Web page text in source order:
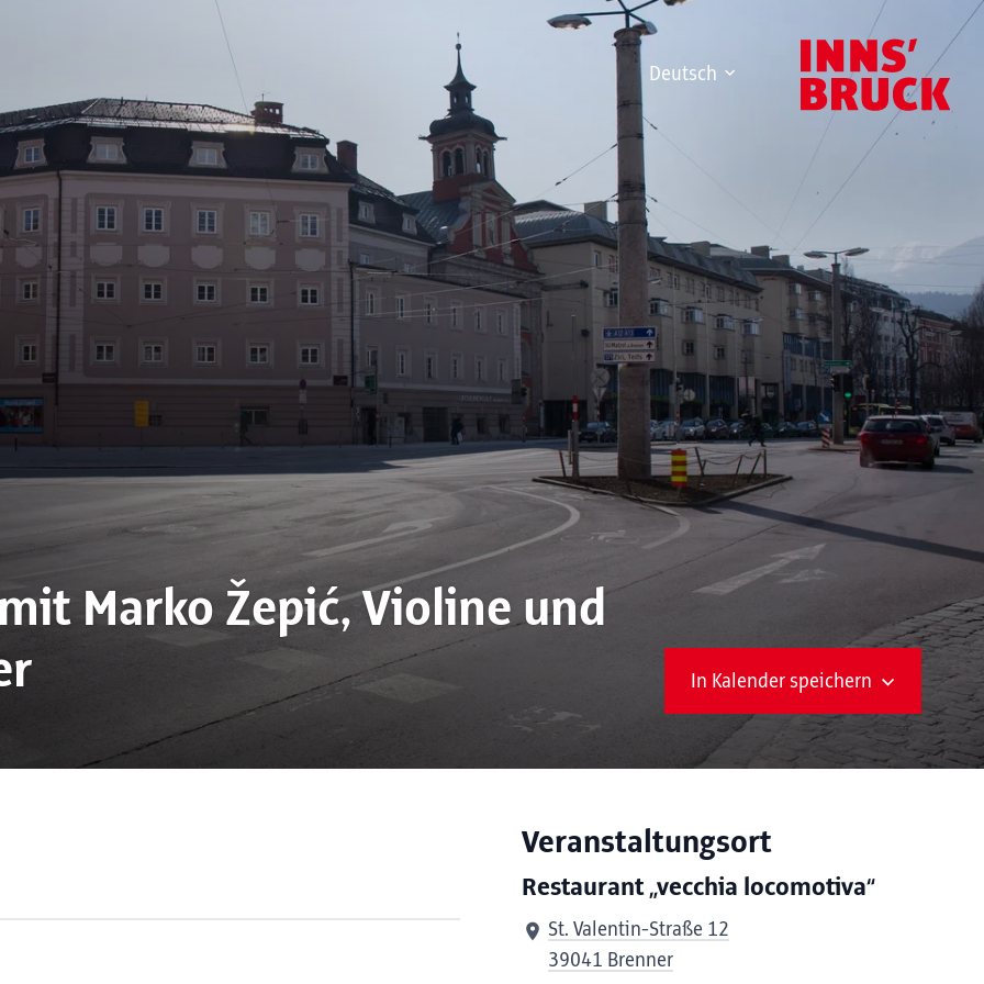
Deutsch
Marko Žepić, Violine und
In Kalender speichern
Veranstaltungsort
Restaurant „vecchia locomotiva“
St. Valentin-Straße 12
39041 Brenner